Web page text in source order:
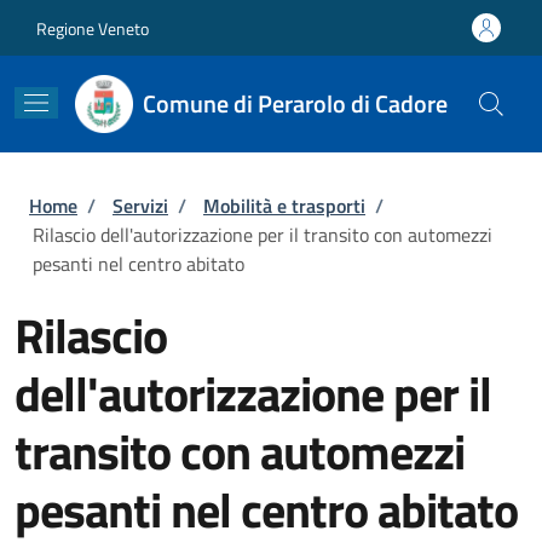
Regione Veneto
Comune di Perarolo di Cadore
Briciole di pane
Home / Servizi / Mobilità e trasporti /
Rilascio dell'autorizzazione per il transito con automezzi
pesanti nel centro abitato
Rilascio
dell'autorizzazione per il
transito con automezzi
pesanti nel centro abitato